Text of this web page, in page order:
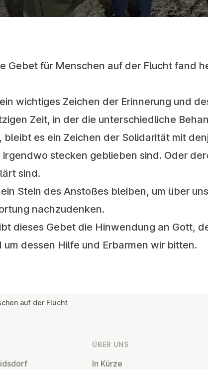
Gebet für Menschen auf der Flucht fand
wichtiges Zeichen der Erinnerung und
Zeit, in der die unterschiedliche
bleibt es ein Zeichen der Solidarität mit
stecken geblieben sind. Oder
sind.
Stein des Anstoßes bleiben, um über
nachzudenken.
dieses Gebet die Hinwendung an Gott,
dessen Hilfe und Erbarmen wir bitten.
auf der Flucht
ÜBER UNS
In Kürze